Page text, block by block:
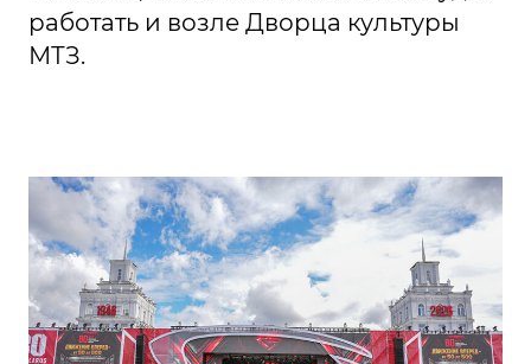
работать и возле Дворца культуры
МТЗ.